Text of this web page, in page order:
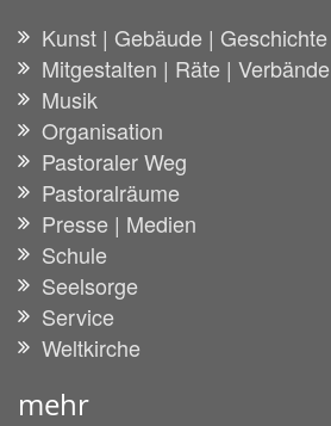
Kunst | Gebäude | Geschichte
Mitgestalten | Räte | Verbände
Musik
Organisation
Pastoraler Weg
Pastoralräume
Presse | Medien
Schule
Seelsorge
Service
Weltkirche
mehr